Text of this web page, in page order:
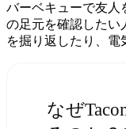
バーベキューで友人
の足元を確認したい
を掘り返したり、電
なぜ